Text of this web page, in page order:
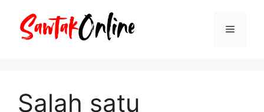
Menu
Salah satu